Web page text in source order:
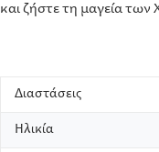
και ζήστε τη μαγεία των
Διαστάσεις
Ηλικία